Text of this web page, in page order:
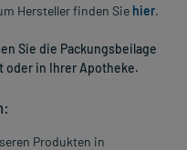
Hersteller finden Sie hier.
Sie die Packungsbeilage
oder in Ihrer Apotheke.
Produkten in